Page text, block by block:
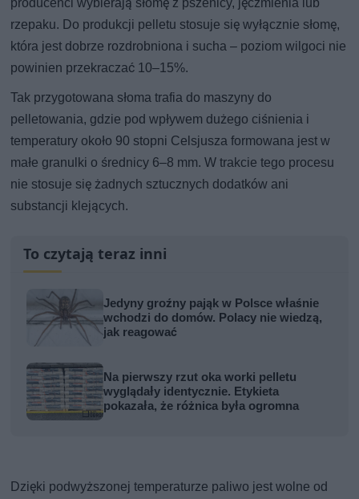
rzepaku. Do produkcji pelletu stosuje się wyłącznie słomę,
która jest dobrze rozdrobniona i sucha – poziom wilgoci nie
powinien przekraczać 10–15%.
Tak przygotowana słoma trafia do maszyny do
pelletowania, gdzie pod wpływem dużego ciśnienia i
temperatury około 90 stopni Celsjusza formowana jest w
małe granulki o średnicy 6–8 mm. W trakcie tego procesu
nie stosuje się żadnych sztucznych dodatków ani
substancji klejących.
To czytają teraz inni
Jedyny groźny pająk w Polsce właśnie
wchodzi do domów. Polacy nie wiedzą,
jak reagować
Na pierwszy rzut oka worki pelletu
wyglądały identycznie. Etykieta
pokazała, że różnica była ogromna
Dzięki podwyższonej temperaturze paliwo jest wolne od